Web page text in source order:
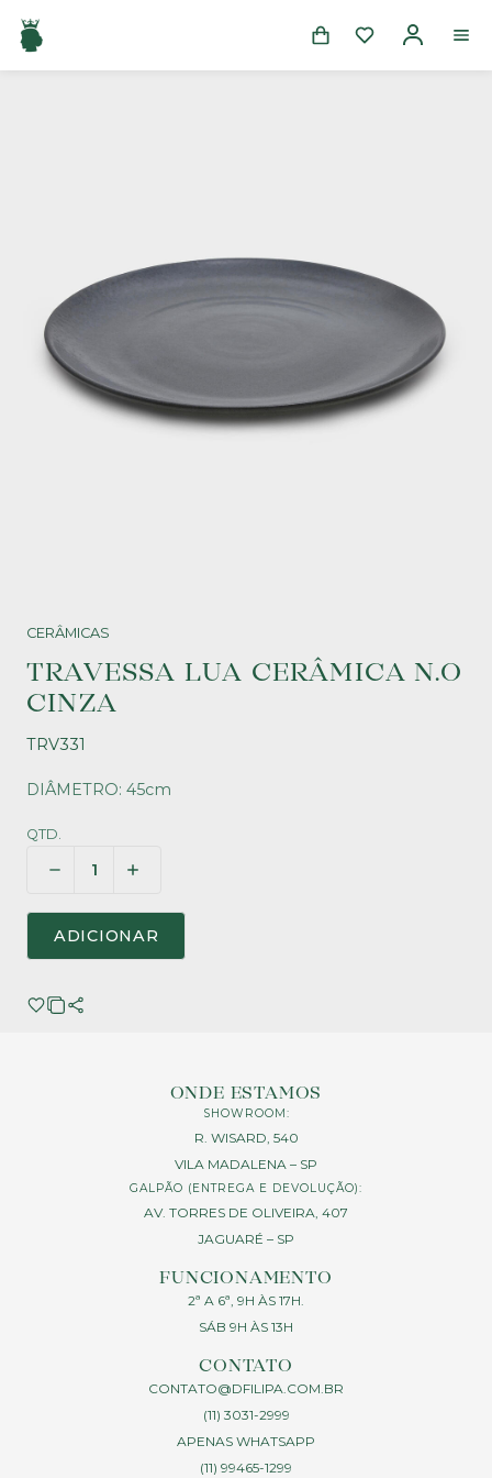
CERÂMICAS
TRAVESSA LUA CERÂMICA N.O
CINZA
TRV331
DIÂMETRO: 45cm
QTD.
ADICIONAR
ONDE ESTAMOS
SHOWROOM:
R. WISARD, 540
VILA MADALENA – SP
GALPÃO (ENTREGA E DEVOLUÇÃO):
AV. TORRES DE OLIVEIRA, 407
JAGUARÉ – SP
FUNCIONAMENTO
2ª A 6ª, 9H ÀS 17H.
SÁB 9H ÀS 13H
CONTATO
CONTATO@DFILIPA.COM.BR
(11) 3031-2999
APENAS WHATSAPP
(11) 99465-1299